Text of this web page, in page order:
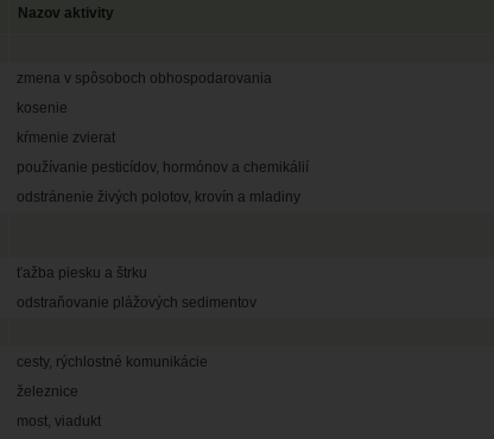
Nazov aktivity
zmena v spôsoboch obhospodarovania
kosenie
kŕmenie zvierat
používanie pesticídov, hormónov a chemikálií
odstránenie živých polotov, krovín a mladiny
ťažba piesku a štrku
odstraňovanie plážových sedimentov
cesty, rýchlostné komunikácie
železnice
most, viadukt